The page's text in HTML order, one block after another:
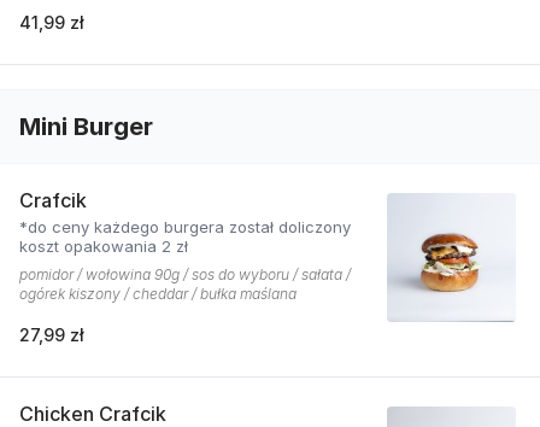
41,99 zł
Mini Burger
Crafcik
*do ceny każdego burgera został doliczony
koszt opakowania 2 zł
pomidor / wołowina 90g / sos do wyboru / sałata /
ogórek kiszony / cheddar / bułka maślana
27,99 zł
Chicken Crafcik